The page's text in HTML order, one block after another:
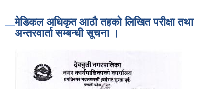
मेडिकल अधिकृत आठौ तहकाे लिखित परीक्षा तथा
अन्तरवार्ता सम्बन्धी सूचना ।